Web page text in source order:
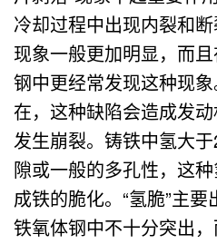
冷却过程中出现内裂和
现象一般更加明显，而
钢中更经常发现这种现
在，这种缺陷会造成发
发生崩裂。铸铁中氢大
隙或一般的多孔性，这
成铁的脆化。“氢脆”主
铁氧体钢中不十分突出